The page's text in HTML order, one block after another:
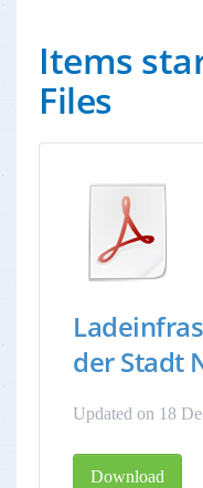
Items
Files
der Stadt
Updated on 18
Download